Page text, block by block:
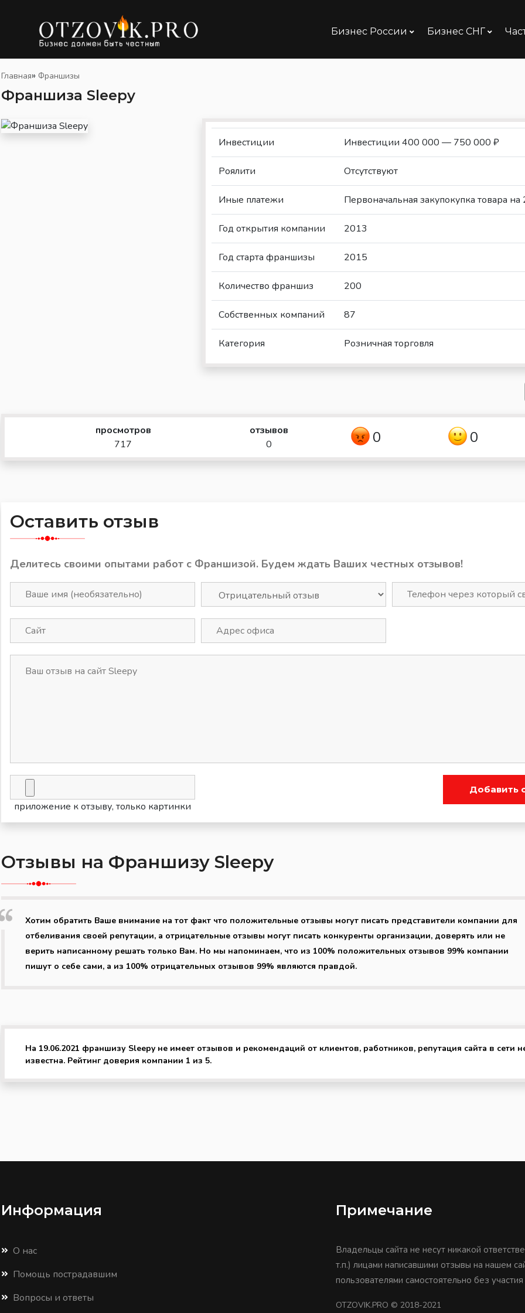
Бизнес России Бизнес СНГ
Главная» Франшизы
Франшиза Sleepy
Инвестиции Инвестиции 400 000 — 750 000 ₽
Роялити Отсутствуют
Иные платежи Первоначальная закупокупка товара
Год открытия компании 2013
Год старта франшизы 2015
Количество франшиз 200
Собственных компаний 87
Категория Розничная торговля
просмотров
717
отзывов
0
0 0
Оставить отзыв
Делитесь своими опытами работ с Франшизой. Будем ждать Ваших честных отзывов!
приложение к отзыву, только картинки
Добавить
Отзывы на Франшизу Sleepy
Хотим обратить Ваше внимание на тот факт что положительные отзывы могут писать представители компании для
отбеливания своей репутации, а отрицательные отзывы могут писать конкуренты организации, доверять или не
верить написанному решать только Вам. Но мы напоминаем, что из 100% положительных отзывов 99% компании
пишут о себе сами, а из 100% отрицательных отзывов 99% являются правдой.
На 19.06.2021 франшизу Sleepy не имеет отзывов и рекомендаций от клиентов, работников, репутация сайта в сети
известна. Рейтинг доверия компании 1 из 5.
Информация
О нас
Помощь пострадавшим
Вопросы и ответы
Примечание
Владельцы сайта не несут никакой
т.п.) лицами написавшими отзывы на нашем
пользователями самостоятельно без
OTZOVIK.PRO © 2018-2021